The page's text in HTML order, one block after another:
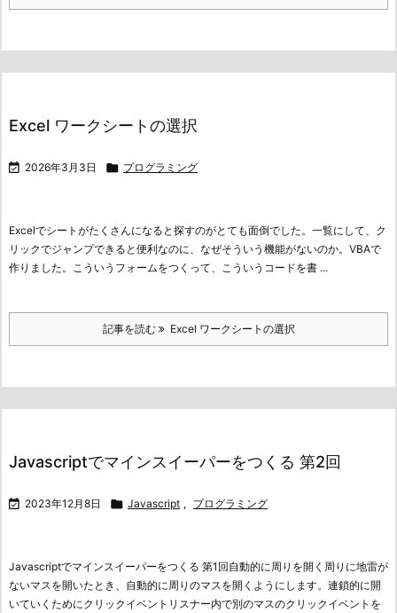
Excel ワークシートの選択
 2026年3月3日  プログラミング
Excelでシートがたくさんになると探すのがとても面倒でした。一覧にして、ク
リックでジャンプできると便利なのに、なぜそういう機能がないのか。VBAで
作りました。 こういうフォームをつくって、 こういうコードを書 ...
記事を読む Excel ワークシートの選択
Javascriptでマインスイーパーをつくる 第2回
 2023年12月8日  Javascript , プログラミング
Javascriptでマインスイーパーをつくる 第1回自動的に周りを開く 周りに地雷が
ないマスを開いたとき、自動的に周りのマスを開くようにします。連鎖的に開
いていくためにクリックイベントリスナー内で別のマスのクリックイベントを